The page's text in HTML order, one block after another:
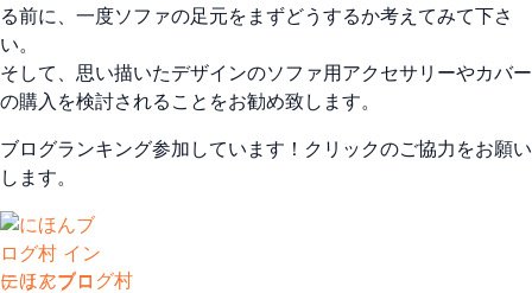
る前に、一度ソファの足元をまずどうするか考えてみて下さ
い。
そして、思い描いたデザインのソファ用アクセサリーやカバー
の購入を検討されることをお勧め致します。
ブログランキング参加しています！クリックのご協力をお願い
します。
にほんブログ村